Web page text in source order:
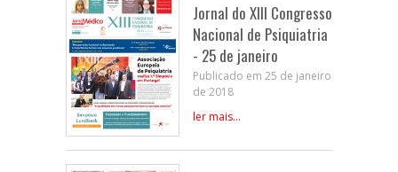
Jornal do XIII Congresso
Nacional de Psiquiatria
- 25 de janeiro
Publicado em 25 de janeiro
de 2018
ler mais...